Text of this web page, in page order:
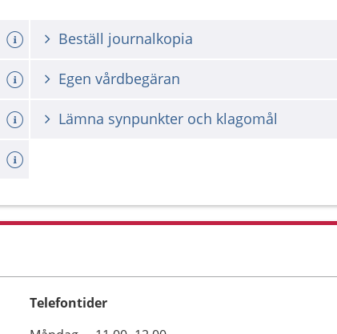
Beställ journalkopia
Egen vårdbegäran
Lämna synpunkter och klagomål
Telefontider